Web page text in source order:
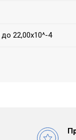
22,00х10^-4